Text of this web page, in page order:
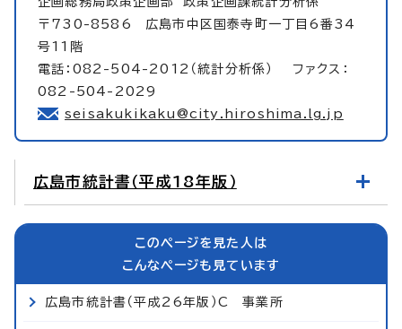
〒730-8586 広島市中区国泰寺町一丁目6番34
号11階
電話：082-504-2012（統計分析係） ファクス：
082-504-2029
seisakukikaku@city.hiroshima.lg.jp
広島市統計書（平成18年版）
このページを見た人は
こんなページも見ています
広島市統計書（平成26年版）C 事業所